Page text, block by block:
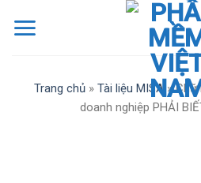
Trang chủ » Tài liệu MISA »Chữ
doanh nghiệp PHẢI